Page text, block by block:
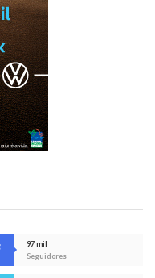
97 mil
Seguidores